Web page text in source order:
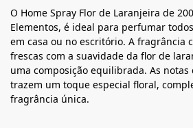
O Home Spray Flor de Laranjeira de
Elementos, é ideal para perfumar
em casa ou no escritório. A fragrância
frescas com a suavidade da flor de
uma composição equilibrada. As notas
trazem um toque especial floral,
fragrância única.